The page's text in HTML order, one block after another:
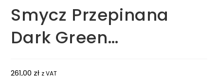
Smycz Przepinana
Dark Green…
261,00 zł z VAT